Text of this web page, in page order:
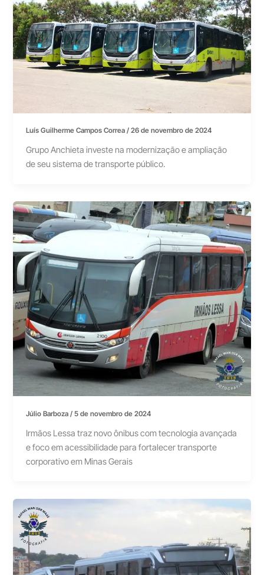
Luís Guilherme Campos Correa/26 de novembro de 2024
Grupo Anchieta investe na modernização e ampliação
de seu sistema de transporte público.
Júlio Barboza/5 de novembro de 2024
Irmãos Lessa traz novo ônibus com tecnologia avançada
e foco em acessibilidade para fortalecer transporte
corporativo em Minas Gerais